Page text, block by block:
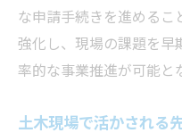
な申請手続きを進めるこ
強化し、現場の課題を早
率的な事業推進が可能と
土木現場で活かされる